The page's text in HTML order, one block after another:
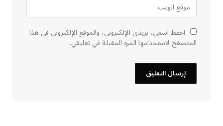
احفظ اسمي، بريدي الإلكتروني، والموقع الإلكتروني في هذا
المتصفح لاستخدامها المرة المقبلة في تعليقي.